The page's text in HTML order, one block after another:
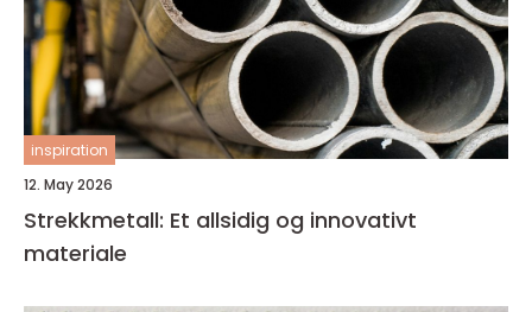
inspiration
12. May 2026
Strekkmetall: Et allsidig og innovativt
materiale